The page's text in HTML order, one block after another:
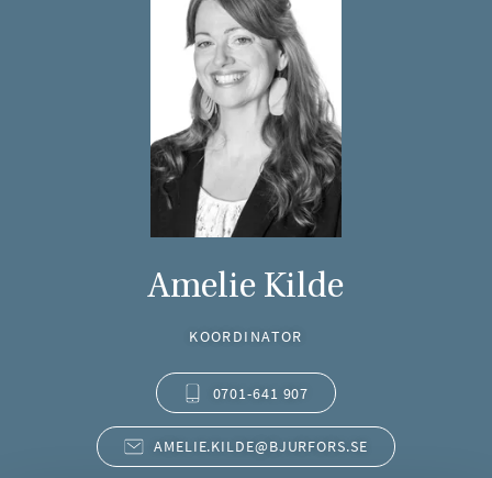
Amelie Kilde
KOORDINATOR
0701-641 907
AMELIE.KILDE@BJURFORS.SE